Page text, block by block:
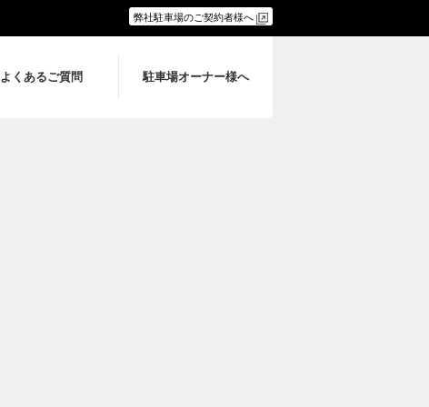
弊社駐車場のご契約者様へ
よくあるご質問 駐車場オーナー様へ